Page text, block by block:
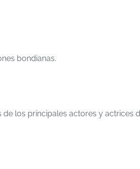
bondianas.
los principales actores y actrices